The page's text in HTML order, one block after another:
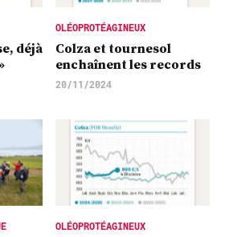
déjà
OLÉOPROTÉAGINEUX
Colza et tournesol
enchaînent les records
20/11/2024
OLÉOPROTÉAGINEUX